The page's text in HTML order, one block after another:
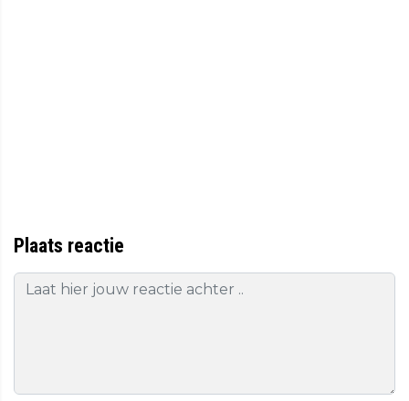
Plaats reactie